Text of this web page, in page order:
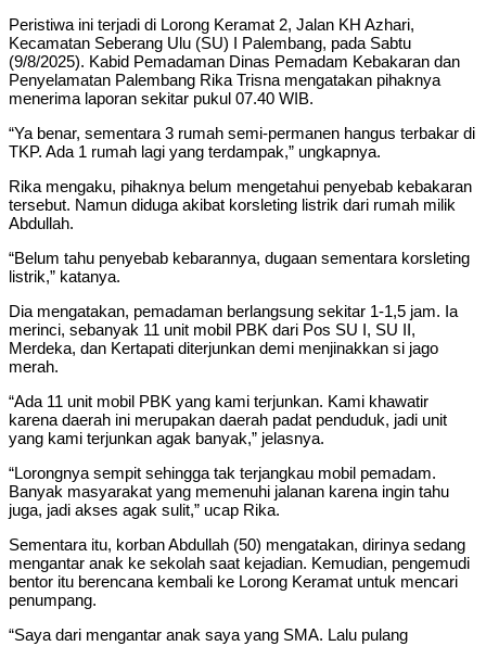
Peristiwa ini terjadi di Lorong Keramat 2, Jalan KH Azhari,
Kecamatan Seberang Ulu (SU) I Palembang, pada Sabtu
(9/8/2025). Kabid Pemadaman Dinas Pemadam Kebakaran dan
Penyelamatan Palembang Rika Trisna mengatakan pihaknya
menerima laporan sekitar pukul 07.40 WIB.
“Ya benar, sementara 3 rumah semi-permanen hangus terbakar di
TKP. Ada 1 rumah lagi yang terdampak,” ungkapnya.
Rika mengaku, pihaknya belum mengetahui penyebab kebakaran
tersebut. Namun diduga akibat korsleting listrik dari rumah milik
Abdullah.
“Belum tahu penyebab kebarannya, dugaan sementara korsleting
listrik,” katanya.
Dia mengatakan, pemadaman berlangsung sekitar 1-1,5 jam. Ia
merinci, sebanyak 11 unit mobil PBK dari Pos SU I, SU II,
Merdeka, dan Kertapati diterjunkan demi menjinakkan si jago
merah.
“Ada 11 unit mobil PBK yang kami terjunkan. Kami khawatir
karena daerah ini merupakan daerah padat penduduk, jadi unit
yang kami terjunkan agak banyak,” jelasnya.
“Lorongnya sempit sehingga tak terjangkau mobil pemadam.
Banyak masyarakat yang memenuhi jalanan karena ingin tahu
juga, jadi akses agak sulit,” ucap Rika.
Sementara itu, korban Abdullah (50) mengatakan, dirinya sedang
mengantar anak ke sekolah saat kejadian. Kemudian, pengemudi
bentor itu berencana kembali ke Lorong Keramat untuk mencari
penumpang.
“Saya dari mengantar anak saya yang SMA. Lalu pulang